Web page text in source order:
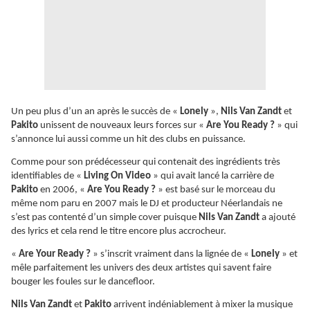
Un peu plus d’un an après le succès de « Lonely », Nils Van Zandt et
Pakito unissent de nouveaux leurs forces sur « Are You Ready ? » qui
s’annonce lui aussi comme un hit des clubs en puissance.
Comme pour son prédécesseur qui contenait des ingrédients très
identifiables de « Living On Video » qui avait lancé la carrière de
Pakito en 2006, « Are You Ready ? » est basé sur le morceau du
même nom paru en 2007 mais le DJ et producteur Néerlandais ne
s’est pas contenté d’un simple cover puisque Nils Van Zandt a ajouté
des lyrics et cela rend le titre encore plus accrocheur.
« Are Your Ready ? » s’inscrit vraiment dans la lignée de « Lonely » et
mêle parfaitement les univers des deux artistes qui savent faire
bouger les foules sur le dancefloor.
Nils Van Zandt et Pakito arrivent indéniablement à mixer la musique